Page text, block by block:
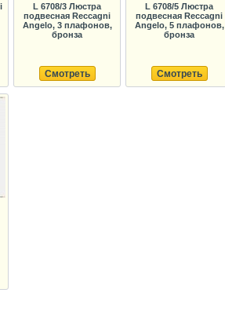
L 6708/3 Люстра
подвесная Reccagni
Angelo, 3 плафонов,
бронза
Смотреть
L 6708/5 Люстра
подвесная Reccagni
Angelo, 5 плафонов,
бронза
Смотреть